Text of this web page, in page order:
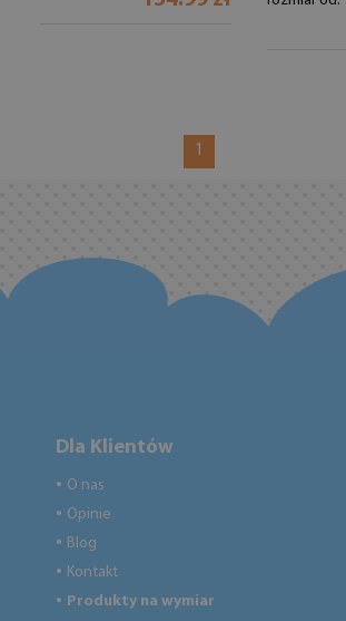
1
Dla Klientów
● O nas
● Opinie
● Blog
● Kontakt
● Produkty na wymiar